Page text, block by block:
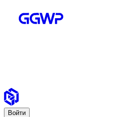
Войти